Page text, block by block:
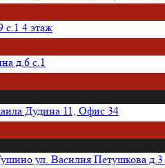
с.1 4 этаж
д.6 с.1
Дудина 11, Офис 34
ул. Василия Петушкова